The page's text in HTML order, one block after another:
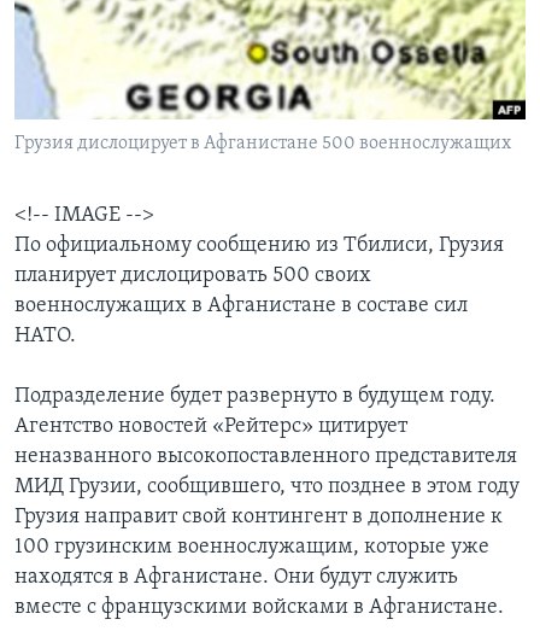
Learning English
СОЦИАЛЬНЫЕ СЕТИ
Языки
Грузия дислоцирует в Афганистане 500 военнослужащих
<!-- IMAGE -->
По официальному сообщению из Тбилиси, Грузия
планирует дислоцировать 500 своих
военнослужащих в Афганистане в составе сил
НАТО.
Подразделение будет развернуто в будущем году.
Агентство новостей «Рейтерс» цитирует
неназванного высокопоставленного представителя
МИД Грузии, сообщившего, что позднее в этом году
Грузия направит свой контингент в дополнение к
100 грузинским военнослужащим, которые уже
находятся в Афганистане. Они будут служить
вместе с французскими войсками в Афганистане.